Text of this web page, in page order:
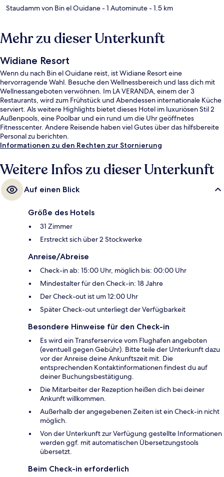
Staudamm von Bin el Ouidane- 1 Autominute- 1.5 km
Mehr zu dieser Unterkunft
Widiane Resort
Wenn du nach Bin el Ouidane reist, ist Widiane Resort eine
hervorragende Wahl. Besuche den Wellnessbereich und lass dich mit
Wellnessangeboten verwöhnen. Im LA VERANDA, einem der 3
Restaurants, wird zum Frühstück und Abendessen internationale Küche
serviert. Als weitere Highlights bietet dieses Hotel im luxuriösen Stil 2
Außenpools, eine Poolbar und ein rund um die Uhr geöffnetes
Fitnesscenter. Andere Reisende haben viel Gutes über das hilfsbereite
Personal zu berichten.
Informationen zu den Rechten zur Stornierung
Weitere Infos zu dieser Unterkunft
Auf einen Blick
Größe des Hotels
31 Zimmer
Erstreckt sich über 2 Stockwerke
Anreise/Abreise
Check-in ab: 15:00 Uhr, möglich bis: 00:00 Uhr
Mindestalter für den Check-in: 18 Jahre
Der Check-out ist um 12:00 Uhr
Später Check-out unterliegt der Verfügbarkeit
Besondere Hinweise für den Check-in
Es wird ein Transferservice vom Flughafen angeboten
(eventuell gegen Gebühr). Bitte teile der Unterkunft dazu
vor der Anreise deine Ankunftszeit mit. Die
entsprechenden Kontaktinformationen findest du auf
deiner Buchungsbestätigung.
Die Mitarbeiter der Rezeption heißen dich bei deiner
Ankunft willkommen.
Außerhalb der angegebenen Zeiten ist ein Check-in nicht
möglich.
Von der Unterkunft zur Verfügung gestellte Informationen
werden ggf. mit automatischen Übersetzungstools
übersetzt.
Beim Check-in erforderlich